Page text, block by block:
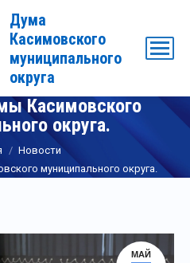
Дума
Касимовского
муниципального
округа
Касимовского
округа.
Новости
муниципального округа.
МАЙ